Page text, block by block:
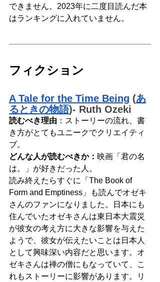
できません。2023年に二度目読んだ本
はランキングに入れていません。
フィクション
A Tale for the Time Being (あ
るときの物語)- Ruth Ozeki
読むべき理由 ：ストーリーの流れ、書
き方がとてもユニークでクリエイティ
ブ。
どんな人が読むべきか： 映画「君の名
は。」が好きだった人。
読み終えたらすぐに「The Book of
Form and Emptiness」も読んでオゼキ
さんのファンになりました。日本にも
住んでいたオゼキさんは東日本大震災
が彼女の考え方に大きな影響を与えた
ようで、彼女が伝えたいことは日本人
として興味深い内容だと思います。オ
ゼキさんは禅の僧にもなっていて、こ
れもストーリーに影響があります。リ